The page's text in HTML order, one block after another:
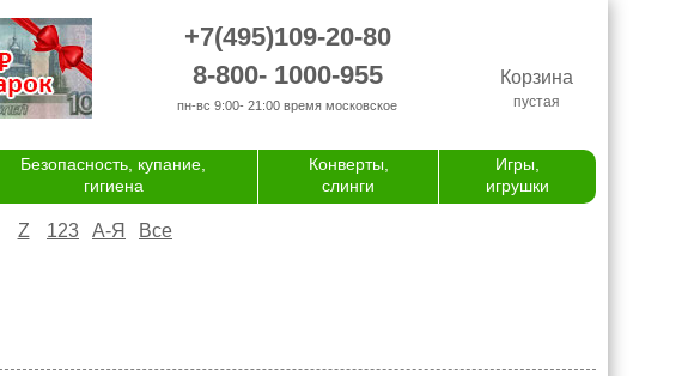
+7(495)109-20-80
8-800- 1000-955
пн-вс 9:00- 21:00 время московское
Корзина
пустая
Безопасность, купание,
гигиена
Конверты,
слинги
Игры,
игрушки
Z 123 А-Я Все